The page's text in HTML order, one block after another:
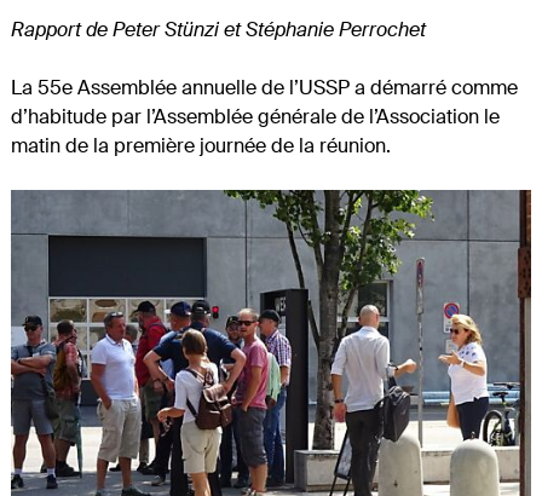
Rapport de Peter Stünzi et Stéphanie Perrochet
La 55e Assemblée annuelle de l’USSP a démarré comme
d’habitude par l’Assemblée générale de l’Association le
matin de la première journée de la réunion.